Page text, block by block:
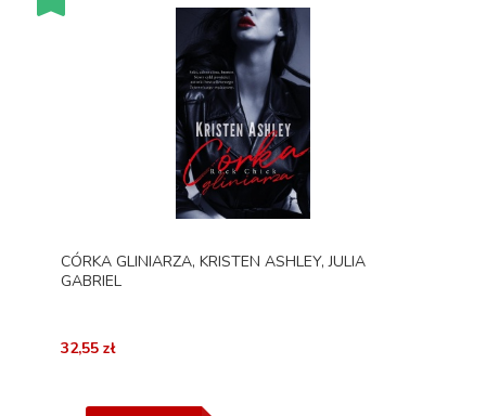
CÓRKA GLINIARZA, KRISTEN ASHLEY, JULIA
GABRIEL
32,55 zł